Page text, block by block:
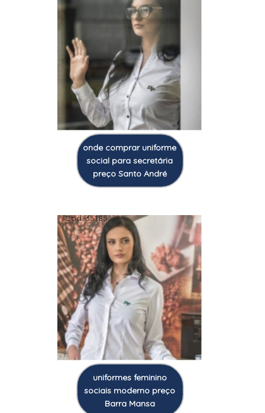
onde comprar uniforme
social para secretária
preço Santo André
Cod.:35185
uniformes feminino
sociais moderno preço
Barra Mansa